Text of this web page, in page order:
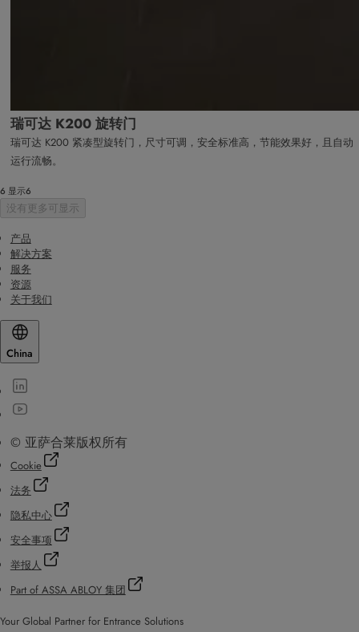
瑞可达 K200 旋转门
瑞可达 K200 紧凑型旋转门，尺寸可调，安全标准高，节能效果好，且自动
运行流畅。
6 显示6
没有更多可显示
产品
解决方案
服务
资源
关于我们
China
© 亚萨合莱版权所有
Cookie
法务
隐私中心
安全事项
举报人
Part of ASSA ABLOY 集团
Your Global Partner for Entrance Solutions